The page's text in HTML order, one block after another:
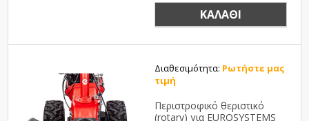
ΚΑΛΆΘΙ
Διαθεσιμότητα: Ρωτήστε μας
τιμή
Περιστροφικό θεριστικό
(rotary) για EUROSYSTEMS